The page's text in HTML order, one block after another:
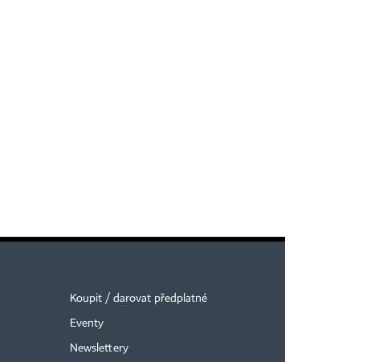
Koupit / darovat předplatné
Eventy
Newslettery